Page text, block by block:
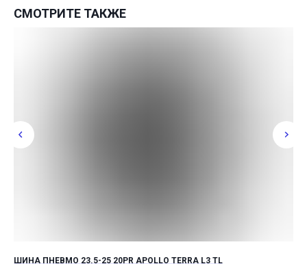
СМОТРИТЕ ТАКЖЕ
ШИНА ПНЕВМО 23.5-25 20PR APOLLO TERRA L3 TL